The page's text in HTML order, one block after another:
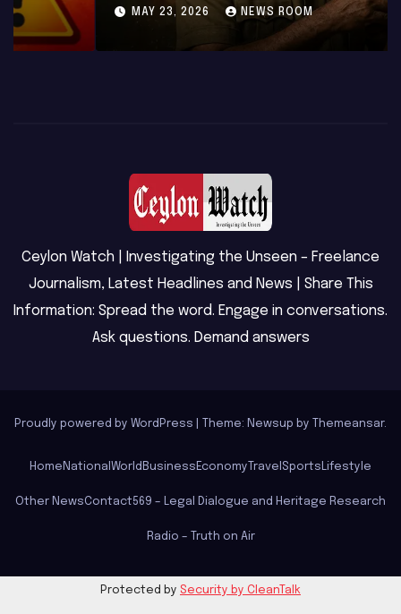
MAY 23, 2026 NEWS ROOM
Ceylon Watch | Investigating the Unseen – Freelance
Journalism, Latest Headlines and News | Share This
Information: Spread the word. Engage in conversations.
Ask questions. Demand answers
Proudly powered by WordPress Theme: Newsup by Themeansar.
Home National World Business Economy Travel Sports Lifestyle
Other NewsContact569 – Legal Dialogue and Heritage Research
Radio – Truth on Air
Protected by Security by CleanTalk